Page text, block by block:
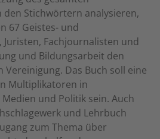
den Stichwörtern analysieren,
67 Geistes- und
Juristen, Fachjournalisten und
und Bildungsarbeit den
Das Buch soll eine
Multiplikatoren in
und Politik sein. Auch
und Lehrbuch
zum Thema über